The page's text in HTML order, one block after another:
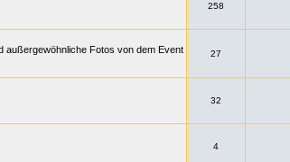
258
außergewöhnliche Fotos von dem Event
27
32
4